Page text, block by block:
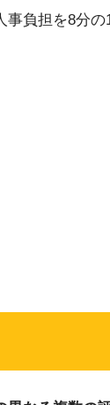
負担を8分の